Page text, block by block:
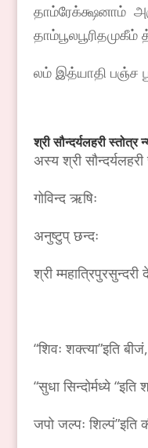
தாம்ரேக்க்ஷனாம்
தாம்பூலபூரிதமுகீம்
லம் இத்யாதி பஞ்ச
श्रीसौन्दर्यलहरीस्तोत्र
अस्य श्री
गोविन्द ऋषिः
अनुष्टुप् छन्दः
श्री म्महात्रिपुरसुन्दरी
“शिवः शक्त्या”इति बीजं,
“सुधा सिन्दोर्मध्ये “इति
जपो जल्पः